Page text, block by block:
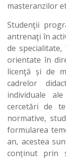
masteranzilor
Studenţii
antrenaţi în
de
orientate în
licenţă și de
cadrelor
individuale
cercetări de
normative,
formularea
an, acestea
conținut prin